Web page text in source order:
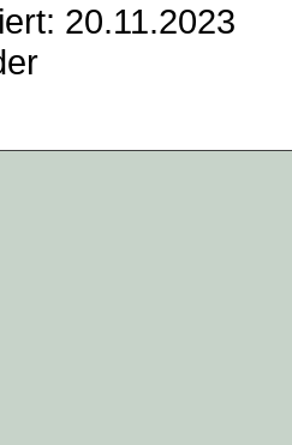
20.11.2023